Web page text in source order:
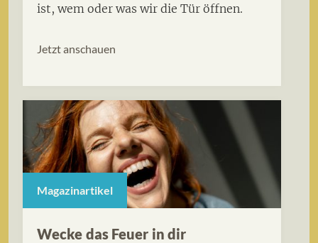
ist, wem oder was wir die Tür öffnen.
Jetzt anschauen
Magazinartikel
Wecke das Feuer in dir